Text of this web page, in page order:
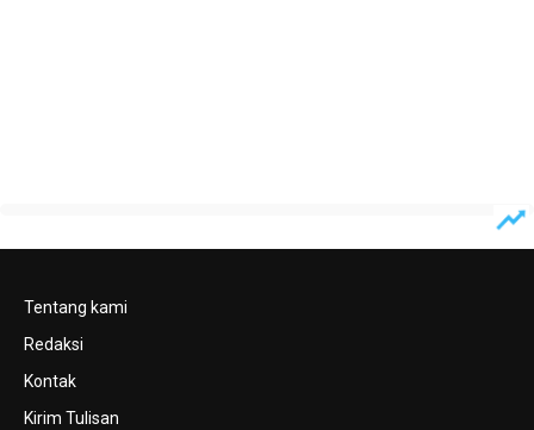
Tentang kami
Redaksi
Kontak
Kirim Tulisan